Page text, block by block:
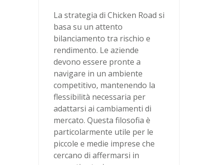
La strategia di Chicken Road si
basa su un attento
bilanciamento tra rischio e
rendimento. Le aziende
devono essere pronte a
navigare in un ambiente
competitivo, mantenendo la
flessibilità necessaria per
adattarsi ai cambiamenti di
mercato. Questa filosofia è
particolarmente utile per le
piccole e medie imprese che
cercano di affermarsi in